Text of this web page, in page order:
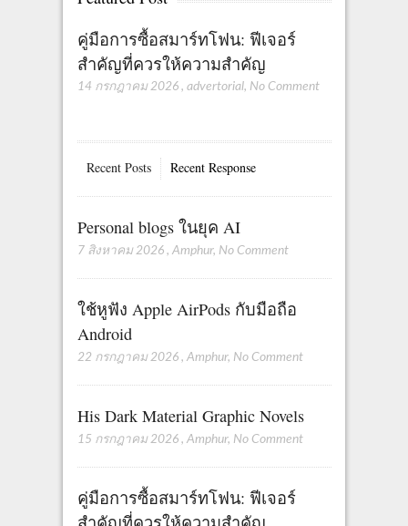
คู่มือการซื้อสมาร์ทโฟน: ฟีเจอร์
สำคัญที่ควรให้ความสำคัญ
14 กรกฎาคม 2026 , advertorial, No Comment
Recent Posts Recent Response
Personal blogs ในยุค AI
7 สิงหาคม 2026 , Amphur, No Comment
ใช้หูฟัง Apple AirPods กับมือถือ
Android
22 กรกฎาคม 2026 , Amphur, No Comment
His Dark Material Graphic Novels
15 กรกฎาคม 2026 , Amphur, No Comment
คู่มือการซื้อสมาร์ทโฟน: ฟีเจอร์